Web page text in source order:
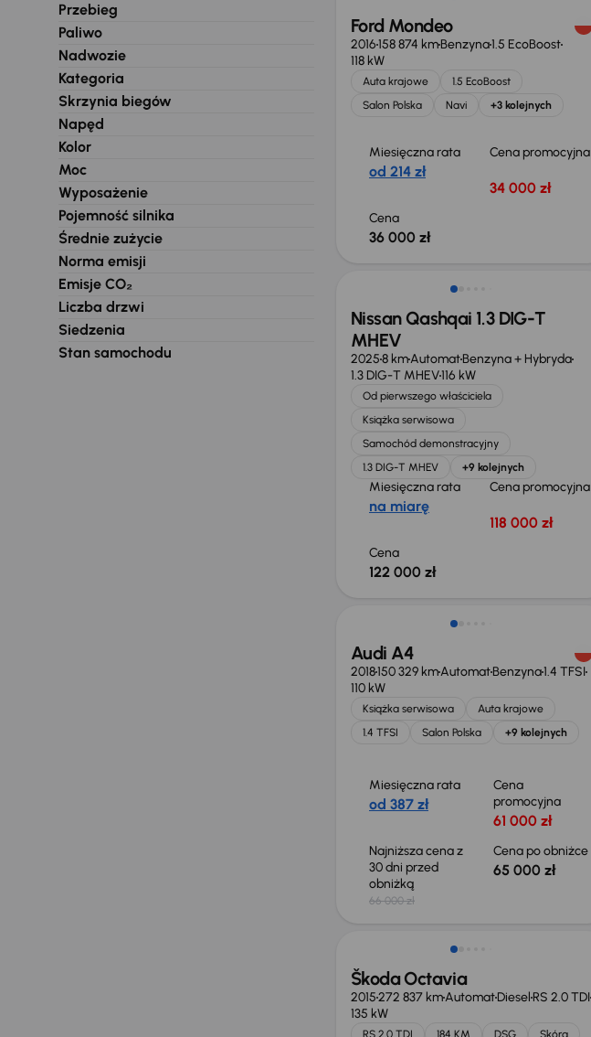
Przebieg
Paliwo
Nadwozie
Kategoria
Skrzynia biegów
Napęd
Kolor
Moc
Wyposażenie
Pojemność silnika
Średnie zużycie
Norma emisji
Emisje CO₂
Liczba drzwi
Siedzenia
Stan samochodu
Ford Mondeo
2016158 874 kmBenzyna1.5 EcoBoost
118 kW
Auta krajowe
1.5 EcoBoost
Salon Polska
Navi +3 kolejnych
Miesięczna rata
od 214 zł
Cena promocyjna
34 000 zł
Cena
36 000 zł
Od nowego taniej o 36 775 zł
Nissan Qashqai 1.3 DIG-T
MHEV
20258 kmAutomatBenzyna + Hybryda
1.3 DIG-T MHEV116 kW
Od pierwszego właściciela
Książka serwisowa
Samochód demonstracyjny
1.3 DIG-T MHEV
+9 kolejnych
Miesięczna rata
na miarę
Cena promocyjna
118 000 zł
Cena
122 000 zł
Audi A4
2018150 329 kmAutomatBenzyna1.4 TFSI
110 kW
Książka serwisowa
Auta krajowe
1.4 TFSI
Salon Polska +9 kolejnych
Miesięczna rata
od 387 zł
Cena
promocyjna
61 000 zł
Najniższa cena z
30 dni przed
obniżką
66 000 zł
Cena po obniżce
65 000 zł
Škoda Octavia
2015272 837 kmAutomatDiesel RS 2.0 TDI
135 kW
RS 2.0 TDI 184 KM DSG
Skóra